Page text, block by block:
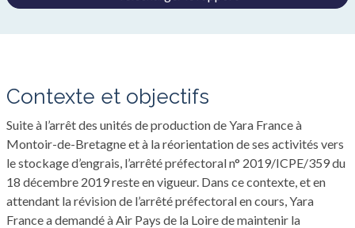
Contexte et objectifs
Suite à l’arrêt des unités de production de Yara France à
Montoir-de-Bretagne et à la réorientation de ses activités vers
le stockage d’engrais, l’arrêté préfectoral n° 2019/ICPE/359 du
18 décembre 2019 reste en vigueur. Dans ce contexte, et en
attendant la révision de l’arrêté préfectoral en cours, Yara
France a demandé à Air Pays de la Loire de maintenir la